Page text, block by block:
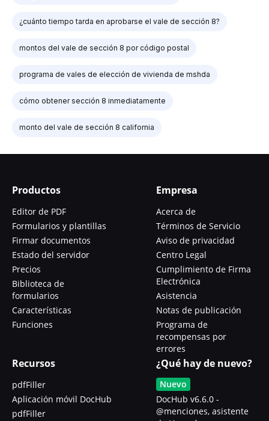
¿cuánto tiempo tarda en aprobarse el vale de sección 8?
montos del vale de sección 8 por código postal
programa de vales de elección de vivienda de mshda
cómo obtener sección 8 inmediatamente
monto del vale de sección 8 california
Productos
Editor de PDF
Formularios y plantillas
Firmar documentos
Estado del servidor
Precios
Biblioteca de
formularios
Características
Funciones
Empresa
Acerca de
Términos de Servicio
Aviso de privacidad
Centro Legal
Cumplimiento de Firma
Electrónica
Asistencia
Notas de publicación
Programa de
recompensas por
errores
Recursos
pdfFiller
Aplicación móvil DocHub
pdfFiller
¿Qué hay de nuevo?
Nuevo
DocHub v6.6.0 -
@menciones, asistente